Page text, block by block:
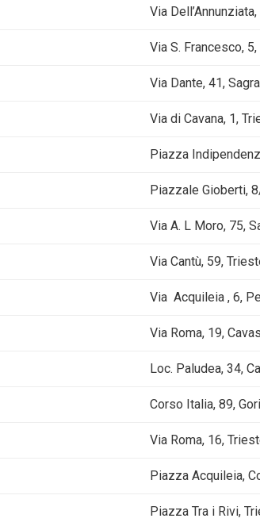
Via
Via S. Francesco, 5,
Via Dante, 41,
Via di Cavana, 1,
Piazza
Piazzale Gioberti,
Via A. L Moro, 75,
Via Cantù, 59,
Via Acquileia , 6,
Via Roma, 19,
Loc. Paludea, 34,
Corso Italia, 89,
Via Roma, 16,
Piazza Acquileia,
Piazza Tra i Rivi,